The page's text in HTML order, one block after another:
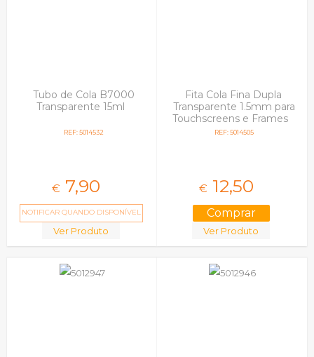
Tubo de Cola B7000
Transparente 15ml
REF: 5014532
€ 7,90
NOTIFICAR QUANDO DISPONÍVEL
Ver Produto
Fita Cola Fina Dupla
Transparente 1.5mm para
Touchscreens e Frames
REF: 5014505
€ 12,50
Ver Produto